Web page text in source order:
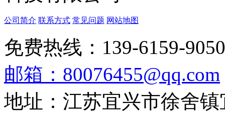
公司简介 联系方式 常见问题 网站地图
免费热线：139-6159-9050
邮箱：80076455@qq.com
地址：江苏宜兴市徐舍